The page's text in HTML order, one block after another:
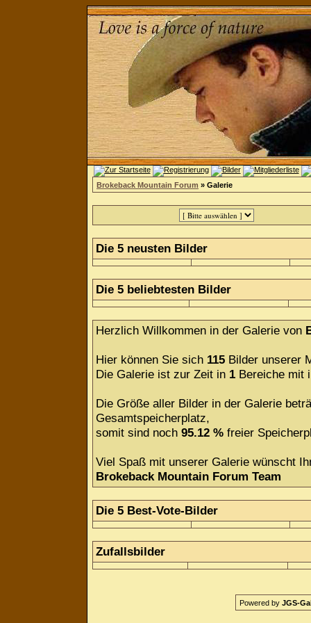
Brokeback Mountain Forum » Galerie
Die 5 neusten Bilder
Die 5 beliebtesten Bilder
Herzlich Willkommen in der Galerie von
Hier können Sie sich 115 Bilder unserer
Die Galerie ist zur Zeit in 1 Bereiche mit
Die Größe aller Bilder in der Galerie
Gesamtspeicherplatz,
somit sind noch 95.12 % freier
Viel Spaß mit unserer Galerie wünscht
Brokeback Mountain Forum Team
Die 5 Best-Vote-Bilder
Zufallsbilder
Powered by JGS-